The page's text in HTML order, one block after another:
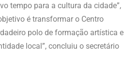
tempo para a cultura da cidade”,
é transformar o Centro
polo de formação artística e
local”, concluiu o secretário